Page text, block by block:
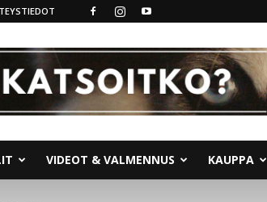
VIDEOT & VALMENNUS KAUPPA